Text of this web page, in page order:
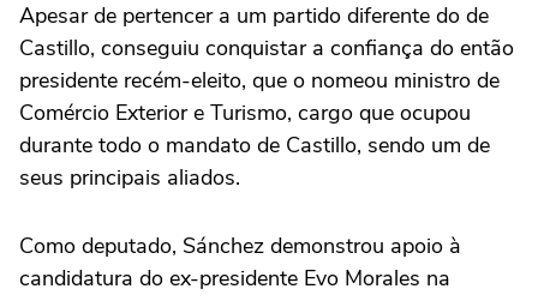
Apesar de pertencer a um partido diferente do de
Castillo, conseguiu conquistar a confiança do então
presidente recém-eleito, que o nomeou ministro de
Comércio Exterior e Turismo, cargo que ocupou
durante todo o mandato de Castillo, sendo um de
seus principais aliados.
Como deputado, Sánchez demonstrou apoio à
candidatura do ex-presidente Evo Morales na